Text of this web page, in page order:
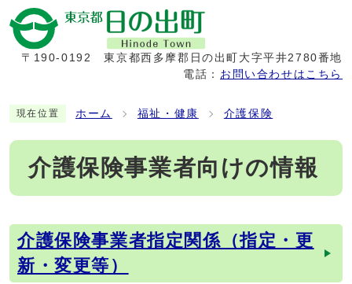
〒190-0192
東京都西多摩郡日の出町大字平井2780番地
電話： お問い合わせはこちら
現在位置 ホーム 福祉・健康 介護保険
介護保険事業者向けの情報
メインメニュー
介護保険事業者指定関係（指定・更
新・変更等）